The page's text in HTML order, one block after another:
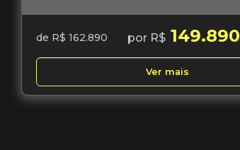
de R$ 162.890 por R$ 149.890
Ver mais